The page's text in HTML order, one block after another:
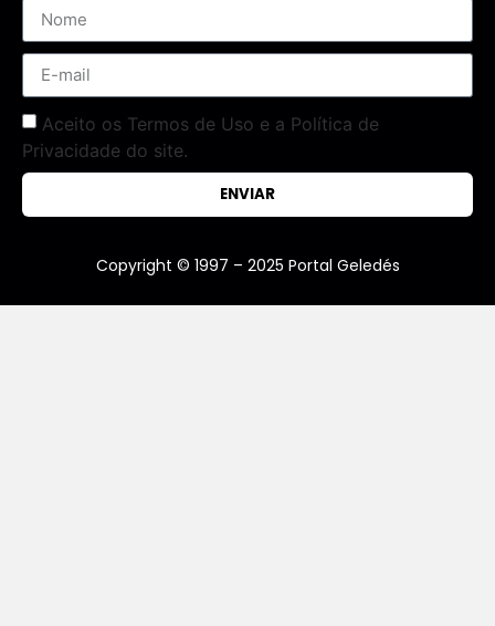
Aceito os Termos de Uso e a Política de
Privacidade do site.
ENVIAR
Copyright © 1997 – 2025 Portal Geledés